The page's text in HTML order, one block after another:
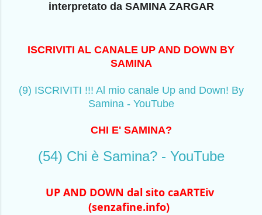
interpretato da SAMINA ZARGAR
ISCRIVITI AL CANALE UP AND DOWN BY
SAMINA
(9) ISCRIVITI !!! Al mio canale Up and Down! By
Samina - YouTube
CHI E' SAMINA?
(54) Chi è Samina? - YouTube
UP AND DOWN dal sito caARTEiv
(senzafine.info)